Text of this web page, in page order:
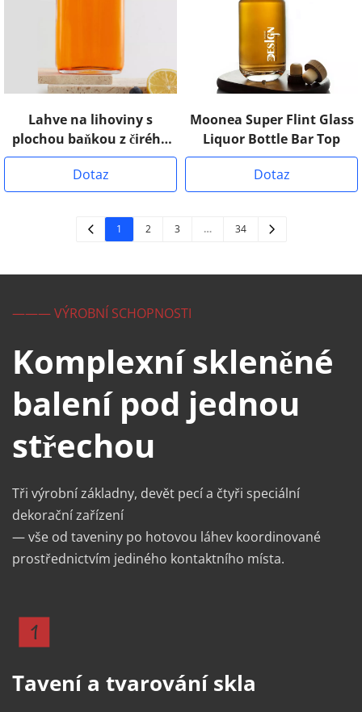
Lahve na lihoviny s
plochou baňkou z čirého
skla
Dotaz
Moonea Super Flint Glass
Liquor Bottle Bar Top
Dotaz
1 2 3 … 34
——— VÝROBNÍ SCHOPNOSTI
Komplexní skleněné
balení pod jednou
střechou
Tři výrobní základny, devět pecí a čtyři speciální
dekorační zařízení
— vše od taveniny po hotovou láhev koordinované
prostřednictvím jediného kontaktního místa.
Tavení a tvarování skla